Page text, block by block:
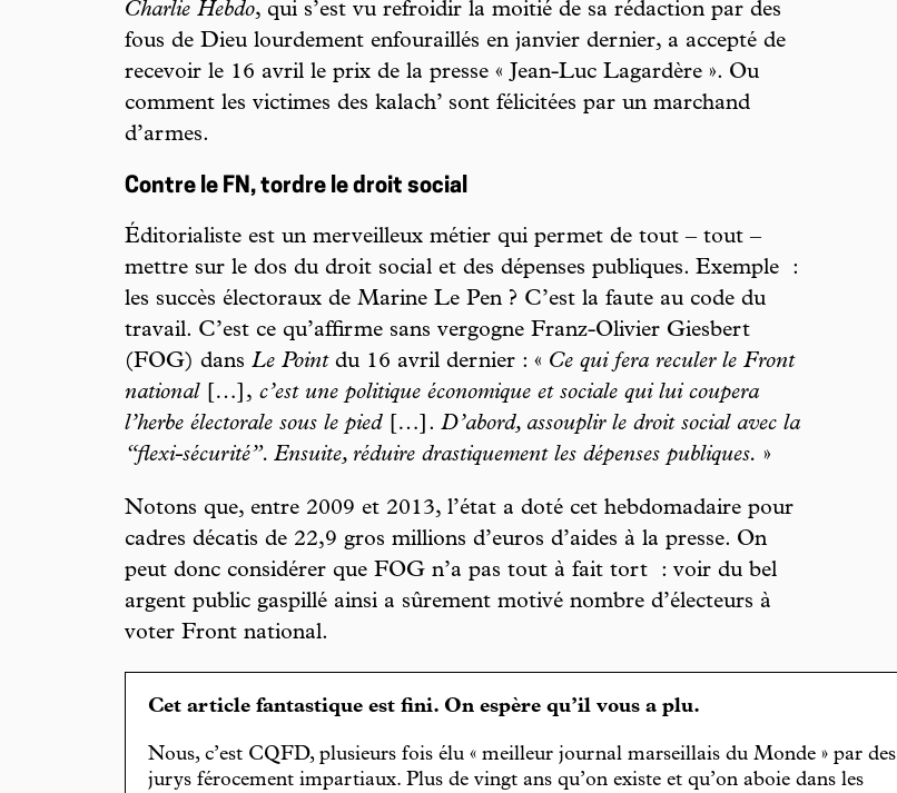
Charlie Hebdo, qui s’est vu refroidir la moitié de sa rédaction par des
fous de Dieu lourdement enfouraillés en janvier dernier, a accepté de
recevoir le 16 avril le prix de la presse « Jean-Luc Lagardère ». Ou
comment les victimes des kalach’ sont félicitées par un marchand
d’armes.
Contre le FN, tordre le droit social
Éditorialiste est un merveilleux métier qui permet de tout – tout –
mettre sur le dos du droit social et des dépenses publiques. Exemple :
les succès électoraux de Marine Le Pen ? C’est la faute au code du
travail. C’est ce qu’affirme sans vergogne Franz-Olivier Giesbert
(FOG) dans Le Pointdu 16 avril dernier : « Ce qui fera reculer le Front
national […], c’est une politique économique et sociale qui lui coupera
l’herbe électorale sous le pied […]. D’abord, assouplir le droit social avec la
“flexi-sécurité”. Ensuite, réduire drastiquement les dépenses publiques. »
Notons que, entre 2009 et 2013, l’état a doté cet hebdomadaire pour
cadres décatis de 22,9 gros millions d’euros d’aides à la presse. On
peut donc considérer que FOG n’a pas tout à fait tort : voir du bel
argent public gaspillé ainsi a sûrement motivé nombre d’électeurs à
voter Front national.
Cet article fantastique est fini. On espère qu’il vous a plu.
Nous, c’est CQFD, plusieurs fois élu « meilleur journal marseillais du Monde » par des
jurys férocement impartiaux. Plus de vingt ans qu’on existe et qu’on aboie dans les